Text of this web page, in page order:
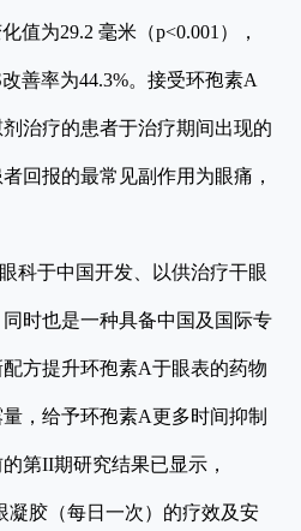
值为29.2 毫米（p<0.001），
善率为44.3%。接受环孢素A
治疗的患者于治疗期间出现的
回报的最常见副作用为眼痛，
科于中国开发、以供治疗干眼
时也是一种具备中国及国际专
方提升环孢素A于眼表的药物
，给予环孢素A更多时间抑制
第II期研究结果已显示，
凝胶（每日一次）的疗效及安